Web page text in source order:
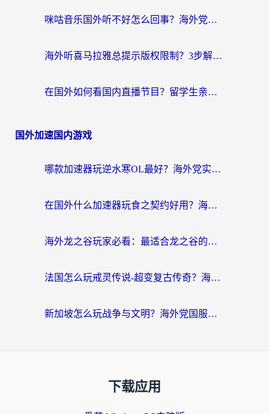
咪咕音乐国外听不好怎么回事？海外党听歌自由的终极解决方案来了
海外听喜马拉雅总提示版权限制？3步解决+2个音乐平台问题全攻略
在国外如何看国内直播节目？留学生亲测有效的追剧加速指南
国外加速国内游戏
哪款加速器玩逆水寒OL最好？海外党实测后的终极选择指南
在国外什么加速器玩食之契约好用？海外党亲测有效的国服游戏加速指南
海外龙之谷玩家必看：最适合龙之谷的加速器，解决延迟卡顿还能畅玩幻书启示录和梦幻西游？
法国怎么玩戒灵传说-超变复古传奇？海外玩家国服游戏加速终极指南
新加坡怎么玩战争与文明？海外党国服游戏加速器终极避坑指南
下载应用